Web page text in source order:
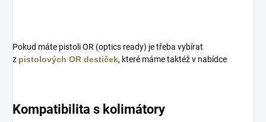
Pokud máte pistoli OR (optics ready) je třeba vybírat
z pistolových OR destiček, které máme taktéž v nabídce
Kompatibilita s kolimátory